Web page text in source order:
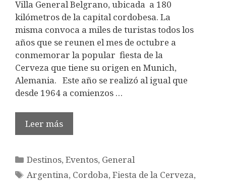
Villa General Belgrano, ubicada a 180
kilómetros de la capital cordobesa. La
misma convoca a miles de turistas todos los
años que se reunen el mes de octubre a
conmemorar la popular fiesta de la
Cerveza que tiene su origen en Munich,
Alemania. Este año se realizó al igual que
desde 1964 a comienzos …
Leer más
Categorías
Destinos,Eventos, General
Etiquetas
Argentina, Cordoba,Fiesta de la Cerveza,